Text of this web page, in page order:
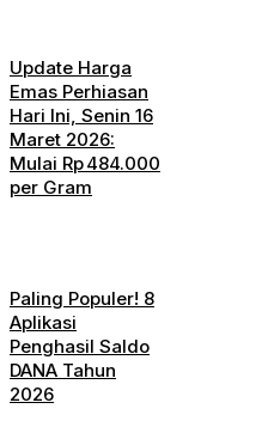
Update Harga
Emas Perhiasan
Hari Ini, Senin 16
Maret 2026:
Mulai Rp 484.000
per Gram
Paling Populer! 8
Aplikasi
Penghasil Saldo
DANA Tahun
2026